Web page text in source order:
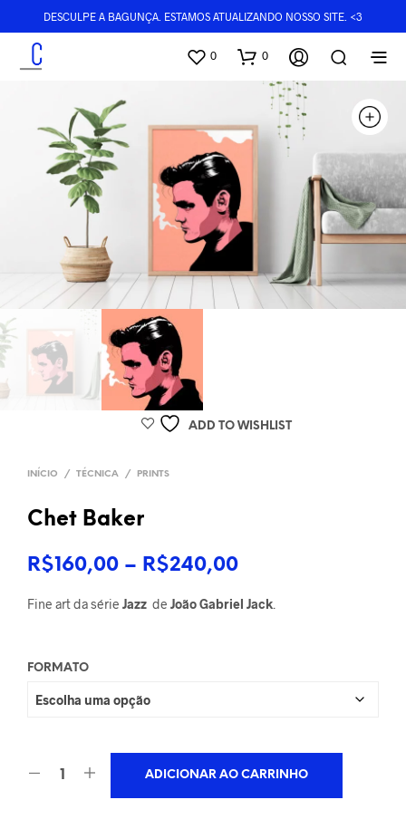
DESCULPE A BAGUNÇA. ESTAMOS ATUALIZANDO NOSSO SITE. <3
0 0
ADD TO WISHLIST
INÍCIO / TÉCNICA / PRINTS
Chet Baker
R$160,00 – R$240,00Faixa
de
Fine art da série Jazz de João Gabriel Jack
FORMATO
ADICIONAR AO CARRINHO